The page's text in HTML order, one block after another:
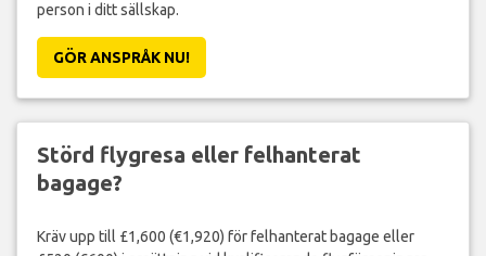
person i ditt sällskap.
GÖR ANSPRÅK NU!
Störd flygresa eller felhanterat
bagage?
Kräv upp till £1,600 (€1,920) för felhanterat bagage eller